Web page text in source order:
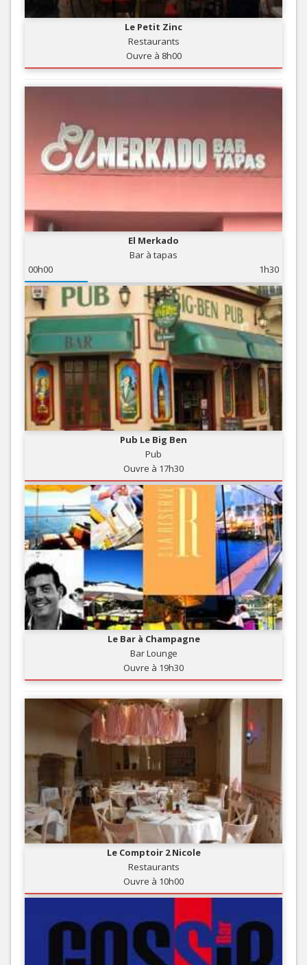
Le Petit Zinc
Restaurants
Ouvre à 8h00
El Merkado
Bar à tapas
00h00
1h30
Pub Le Big Ben
Pub
Ouvre à 17h30
Le Bar à Champagne
Bar Lounge
Ouvre à 19h30
Le Comptoir 2 Nicole
Restaurants
Ouvre à 10h00